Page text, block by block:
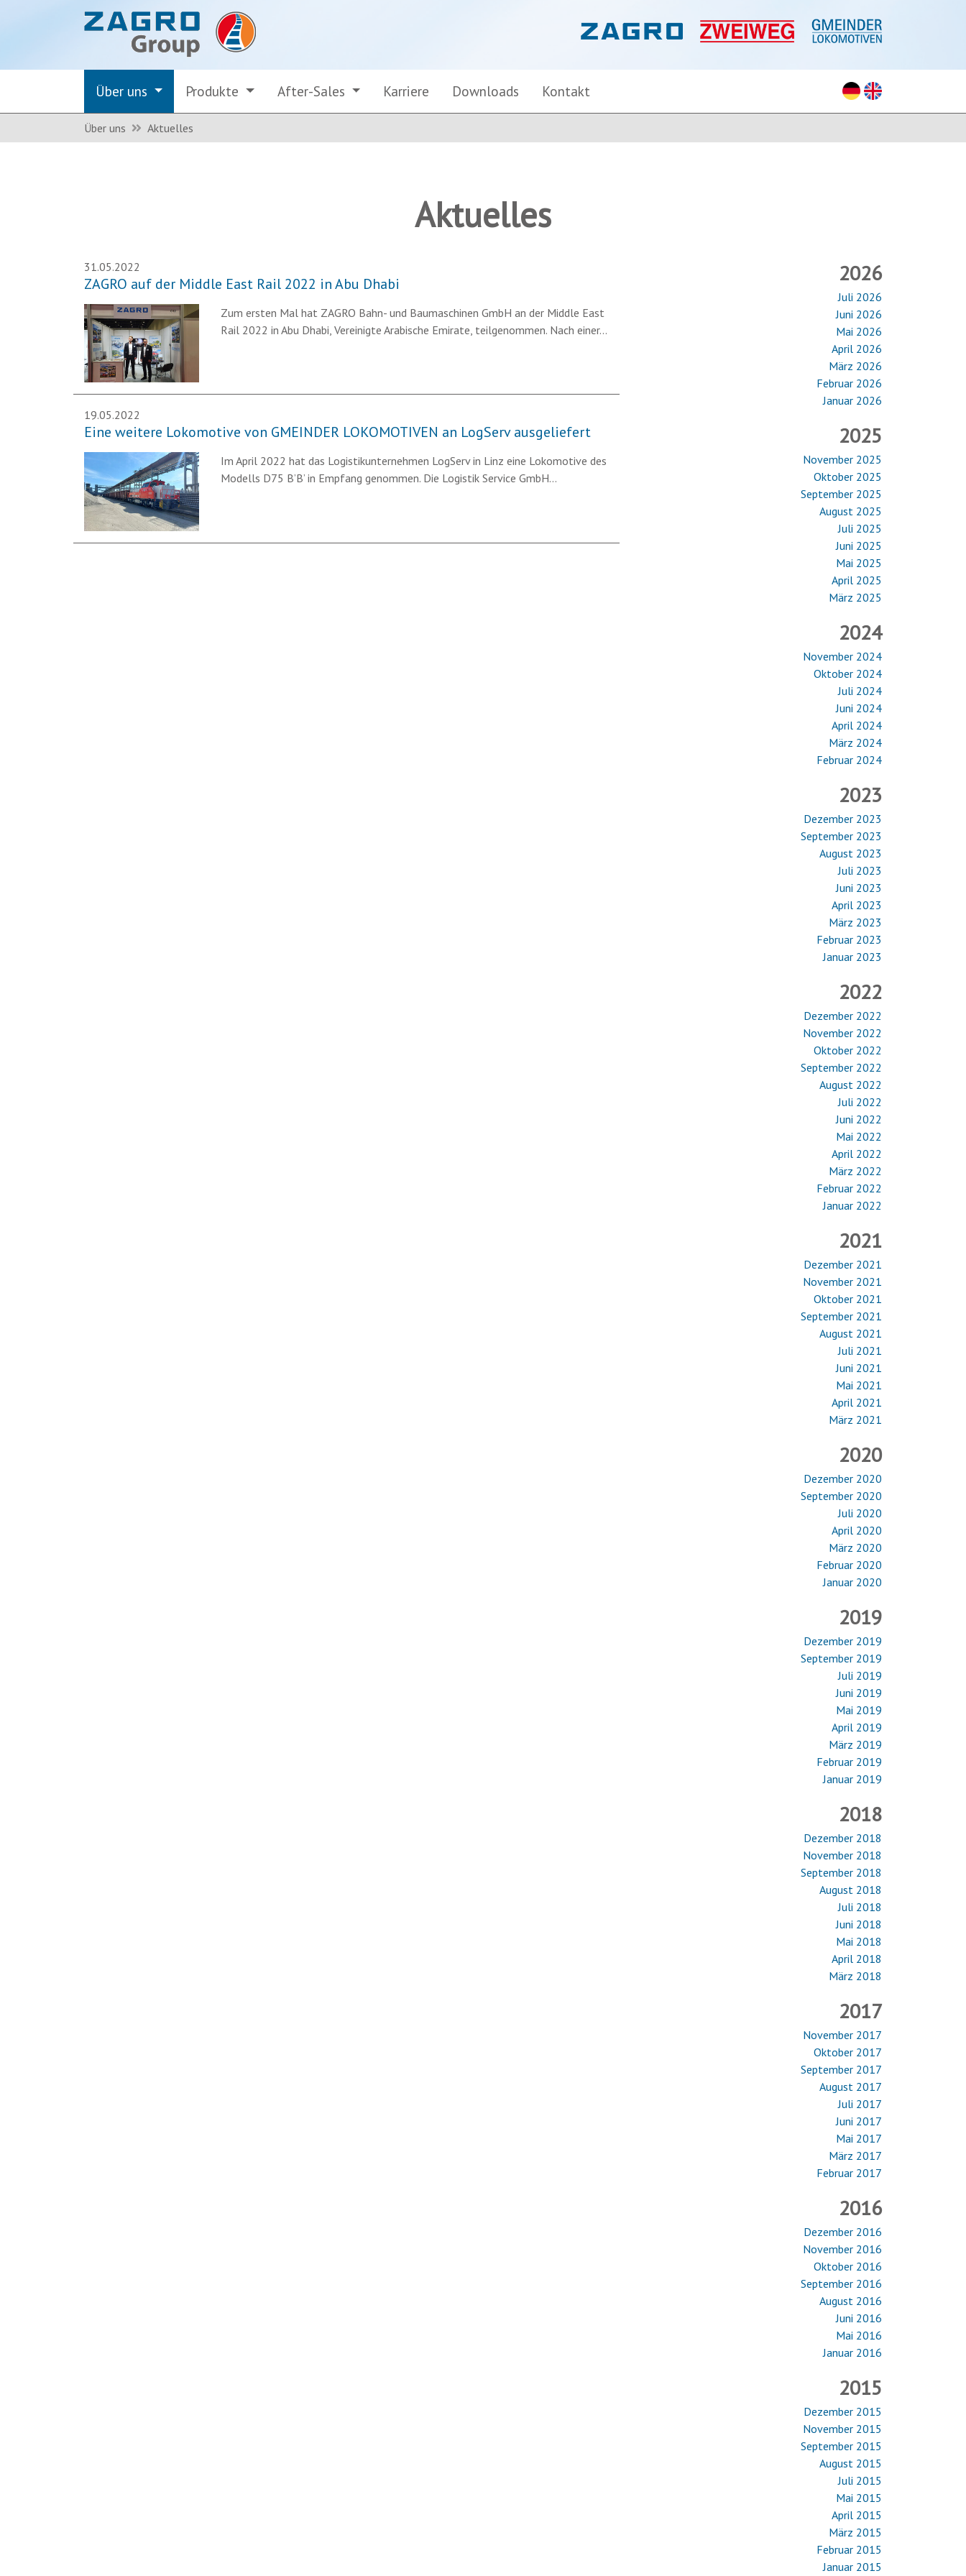
Über uns Produkte After-Sales Karriere Downloads Kontakt
Über uns Aktuelles
Aktuelles
31.05.2022
ZAGRO auf der Middle East Rail 2022 in Abu Dhabi
Zum ersten Mal hat ZAGRO Bahn- und Baumaschinen GmbH an der Middle East
Rail 2022 in Abu Dhabi, Vereinigte Arabische Emirate, teilgenommen. Nach einer…
19.05.2022
Eine weitere Lokomotive von GMEINDER LOKOMOTIVEN an LogServ ausgeliefert
Im April 2022 hat das Logistikunternehmen LogServ in Linz eine Lokomotive des
Modells D75 B’B’ in Empfang genommen. Die Logistik Service GmbH…
2026
Juli 2026
Juni 2026
Mai 2026
April 2026
März 2026
Februar 2026
Januar 2026
2025
November 2025
Oktober 2025
September 2025
August 2025
Juli 2025
Juni 2025
Mai 2025
April 2025
März 2025
2024
November 2024
Oktober 2024
Juli 2024
Juni 2024
April 2024
März 2024
Februar 2024
2023
Dezember 2023
September 2023
August 2023
Juli 2023
Juni 2023
April 2023
März 2023
Februar 2023
Januar 2023
2022
Dezember 2022
November 2022
Oktober 2022
September 2022
August 2022
Juli 2022
Juni 2022
Mai 2022
April 2022
März 2022
Februar 2022
Januar 2022
2021
Dezember 2021
November 2021
Oktober 2021
September 2021
August 2021
Juli 2021
Juni 2021
Mai 2021
April 2021
März 2021
2020
Dezember 2020
September 2020
Juli 2020
April 2020
März 2020
Februar 2020
Januar 2020
2019
Dezember 2019
September 2019
Juli 2019
Juni 2019
Mai 2019
April 2019
März 2019
Februar 2019
Januar 2019
2018
Dezember 2018
November 2018
September 2018
August 2018
Juli 2018
Juni 2018
Mai 2018
April 2018
März 2018
2017
November 2017
Oktober 2017
September 2017
August 2017
Juli 2017
Juni 2017
Mai 2017
März 2017
Februar 2017
2016
Dezember 2016
November 2016
Oktober 2016
September 2016
August 2016
Juni 2016
Mai 2016
Januar 2016
2015
Dezember 2015
November 2015
September 2015
August 2015
Juli 2015
Mai 2015
April 2015
März 2015
Februar 2015
Januar 2015